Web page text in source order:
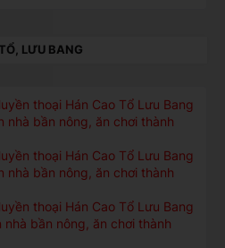
LƯU BANG
thoại Hán Cao Tổ Lưu Bang
bần nông, ăn chơi thành
thoại Hán Cao Tổ Lưu Bang
bần nông, ăn chơi thành
thoại Hán Cao Tổ Lưu Bang
bần nông, ăn chơi thành